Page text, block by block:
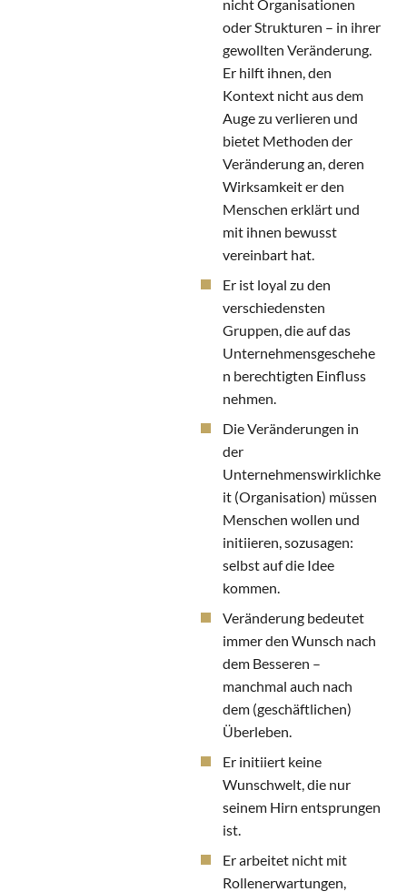
nicht Organisationen
oder Strukturen – in ihrer
gewollten Veränderung.
Er hilft ihnen, den
Kontext nicht aus dem
Auge zu verlieren und
bietet Methoden der
Veränderung an, deren
Wirksamkeit er den
Menschen erklärt und
mit ihnen bewusst
vereinbart hat.
Er ist loyal zu den
verschiedensten
Gruppen, die auf das
Unternehmensgeschehe
n berechtigten Einfluss
nehmen.
Die Veränderungen in
der
Unternehmenswirklichke
it (Organisation) müssen
Menschen wollen und
initiieren, sozusagen:
selbst auf die Idee
kommen.
Veränderung bedeutet
immer den Wunsch nach
dem Besseren –
manchmal auch nach
dem (geschäftlichen)
Überleben.
Er initiiert keine
Wunschwelt, die nur
seinem Hirn entsprungen
ist.
Er arbeitet nicht mit
Rollenerwartungen,